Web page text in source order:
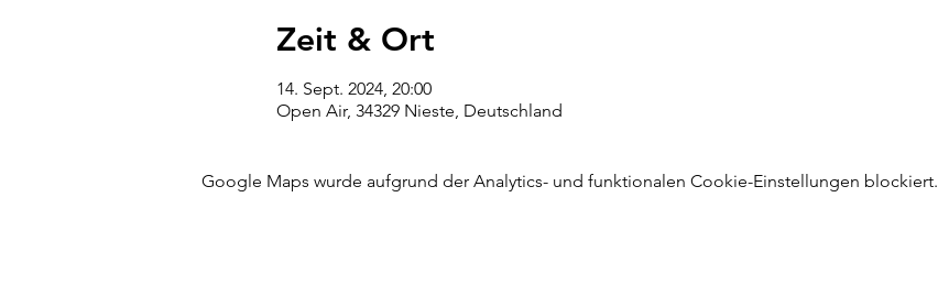
Zeit & Ort
14. Sept. 2024, 20:00
Open Air, 34329 Nieste, Deutschland
Google Maps wurde aufgrund der Analytics- und funktionalen Cookie-Einstellungen blockiert.